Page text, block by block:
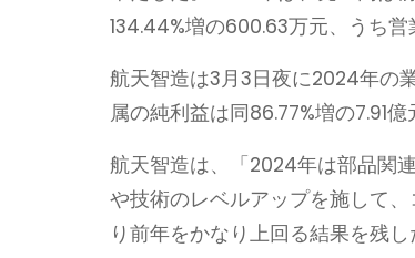
134.44%増の600.63万元、うち営
航天智造は3月3日夜に2024年の
属の純利益は同86.77%増の7.91
航天智造は、「2024年は部品関
や技術のレベルアップを施して
り前年をかなり上回る結果を残し